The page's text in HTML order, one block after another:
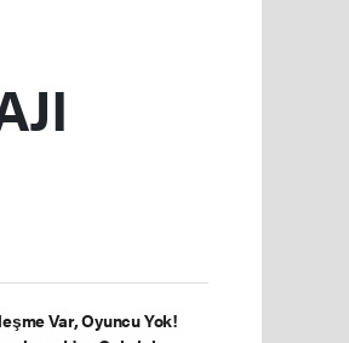
Var, Oyuncu Yok!